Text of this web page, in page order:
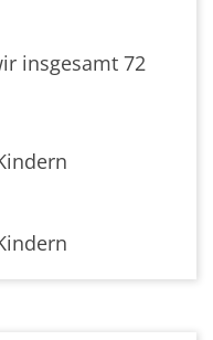
insgesamt 72